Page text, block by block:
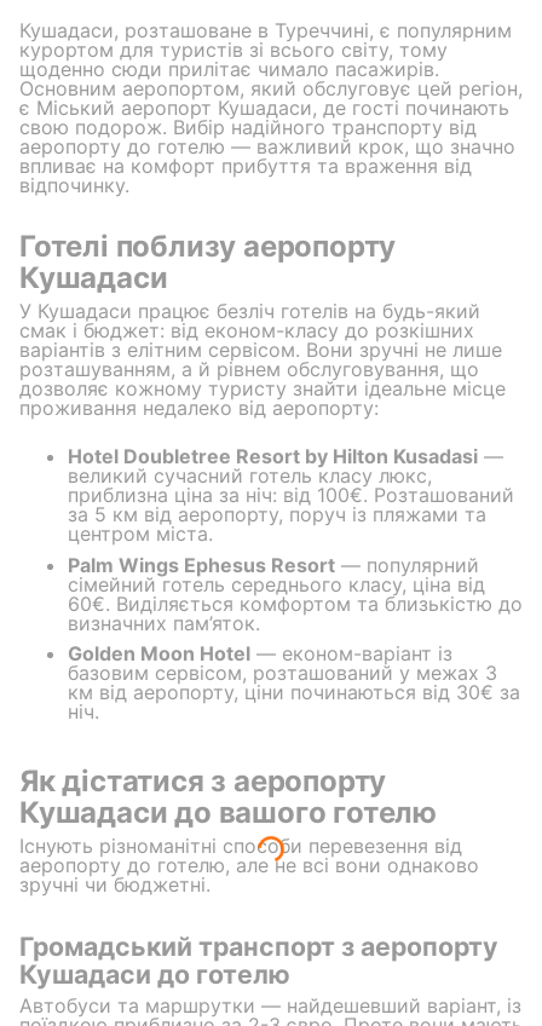
Кушадаси, розташоване в Туреччині, є популярним
курортом для туристів зі всього світу, тому
щоденно сюди прилітає чимало пасажирів.
Основним аеропортом, який обслуговує цей регіон,
є Міський аеропорт Кушадаси, де гості починають
свою подорож. Вибір надійного транспорту від
аеропорту до готелю — важливий крок, що значно
впливає на комфорт прибуття та враження від
відпочинку.
Готелі поблизу аеропорту
Кушадаси
У Кушадаси працює безліч готелів на будь-який
смак і бюджет: від економ-класу до розкішних
варіантів з елітним сервісом. Вони зручні не лише
розташуванням, а й рівнем обслуговування, що
дозволяє кожному туристу знайти ідеальне місце
проживання недалеко від аеропорту:
Hotel Doubletree Resort by Hilton Kusadasi —
великий сучасний готель класу люкс,
приблизна ціна за ніч: від 100€. Розташований
за 5 км від аеропорту, поруч із пляжами та
центром міста.
Palm Wings Ephesus Resort — популярний
сімейний готель середнього класу, ціна від
60€. Виділяється комфортом та близькістю до
визначних пам’яток.
Golden Moon Hotel — економ-варіант із
базовим сервісом, розташований у межах 3
км від аеропорту, ціни починаються від 30€ за
ніч.
Як дістатися з аеропорту
Кушадаси до вашого готелю
Існують різноманітні способи перевезення від
аеропорту до готелю, але не всі вони однаково
зручні чи бюджетні.
Громадський транспорт з аеропорту
Кушадаси до готелю
Автобуси та маршрутки — найдешевший варіант, із